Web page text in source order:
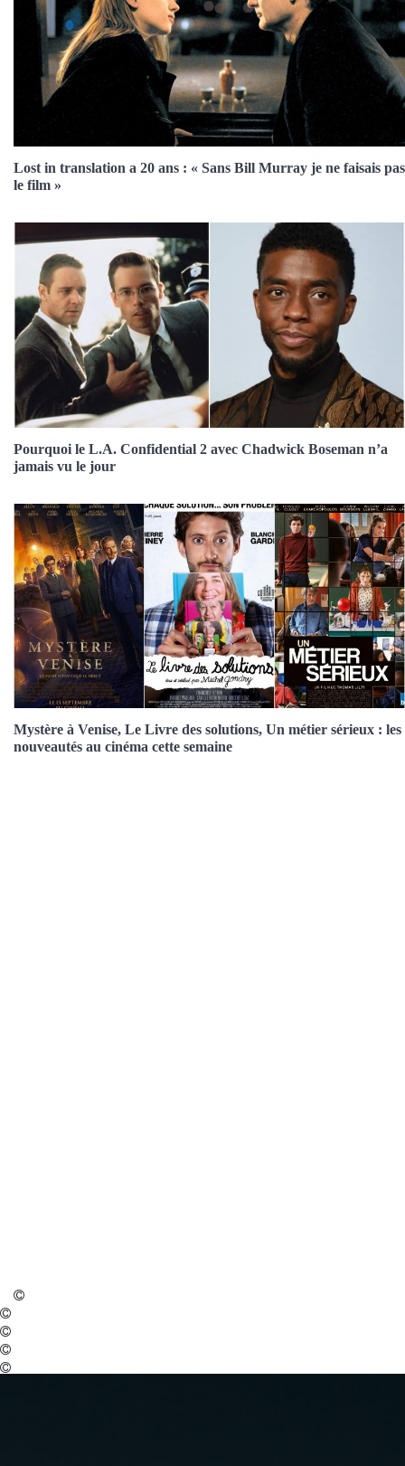
Lost in translation a 20 ans : « Sans Bill Murray je ne faisais pas
le film »
Pourquoi le L.A. Confidential 2 avec Chadwick Boseman n’a
jamais vu le jour
Mystère à Venise, Le Livre des solutions, Un métier sérieux : les
nouveautés au cinéma cette semaine